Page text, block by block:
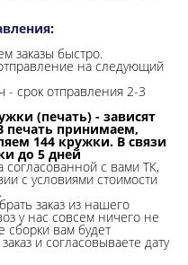
:
заказы быстро.
на следующий
- срок отправления 2-3
(печать) - зависят
печать принимаем,
144 кружки. В связи
до 5 дней
согласованной с вами ТК,
с условиями стоимости
заказ из нашего
у нас совсем ничего не
сборки вам будет
и согласовываете дату